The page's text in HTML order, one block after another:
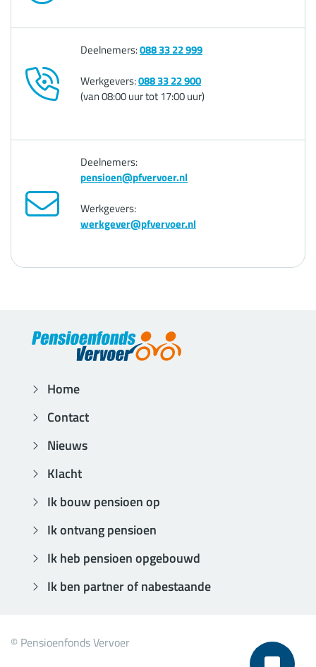
Deelnemers:088 33 22 999
Werkgevers:088 33 22 900
(van 08:00 uur tot 17:00 uur)
Deelnemers:
pensioen@pfvervoer.nl
Werkgevers:
werkgever@pfvervoer.nl
Home
Contact
Nieuws
Klacht
Ik bouw pensioen op
Ik ontvang pensioen
Ik heb pensioen opgebouwd
Ik ben partner of nabestaande
© Pensioenfonds Vervoer